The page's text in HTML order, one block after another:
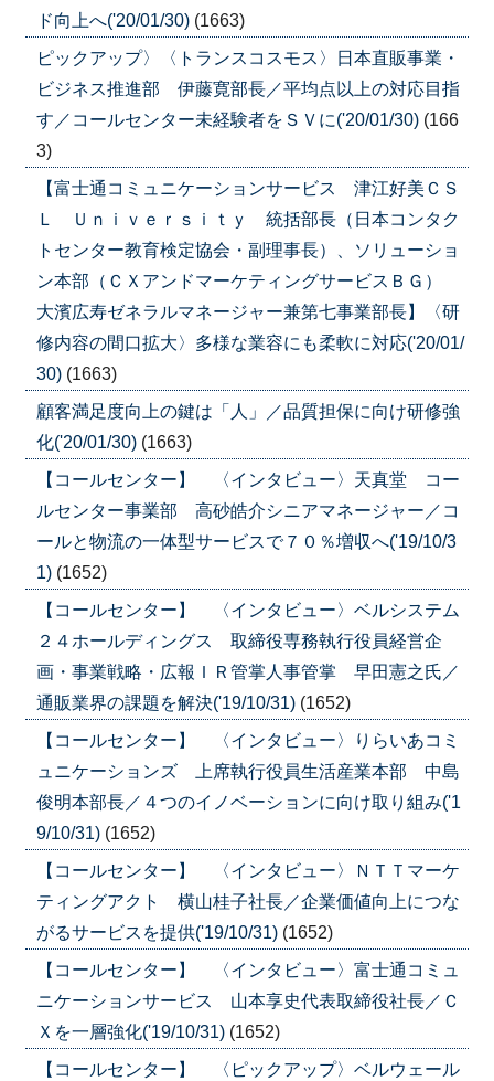
ド向上へ('20/01/30) (1663)
ピックアップ〉〈トランスコスモス〉日本直販事業・
ビジネス推進部 伊藤寛部長／平均点以上の対応目指
す／コールセンター未経験者をＳＶに('20/01/30) (166
3)
【富士通コミュニケーションサービス 津江好美ＣＳ
Ｌ Ｕｎｉｖｅｒｓｉｔｙ 統括部長（日本コンタク
トセンター教育検定協会・副理事長）、ソリューショ
ン本部（ＣＸアンドマーケティングサービスＢＧ）
大濱広寿ゼネラルマネージャー兼第七事業部長】〈研
修内容の間口拡大〉多様な業容にも柔軟に対応('20/01/
30) (1663)
顧客満足度向上の鍵は「人」／品質担保に向け研修強
化('20/01/30) (1663)
【コールセンター】 〈インタビュー〉天真堂 コー
ルセンター事業部 高砂皓介シニアマネージャー／コ
ールと物流の一体型サービスで７０％増収へ('19/10/3
1) (1652)
【コールセンター】 〈インタビュー〉ベルシステム
２４ホールディングス 取締役専務執行役員経営企
画・事業戦略・広報ＩＲ管掌人事管掌 早田憲之氏／
通販業界の課題を解決('19/10/31) (1652)
【コールセンター】 〈インタビュー〉りらいあコミ
ュニケーションズ 上席執行役員生活産業本部 中島
俊明本部長／４つのイノベーションに向け取り組み('1
9/10/31) (1652)
【コールセンター】 〈インタビュー〉ＮＴＴマーケ
ティングアクト 横山桂子社長／企業価値向上につな
がるサービスを提供('19/10/31) (1652)
【コールセンター】 〈インタビュー〉富士通コミュ
ニケーションサービス 山本享史代表取締役社長／Ｃ
Ｘを一層強化('19/10/31) (1652)
【コールセンター】 〈ピックアップ〉ベルウェール